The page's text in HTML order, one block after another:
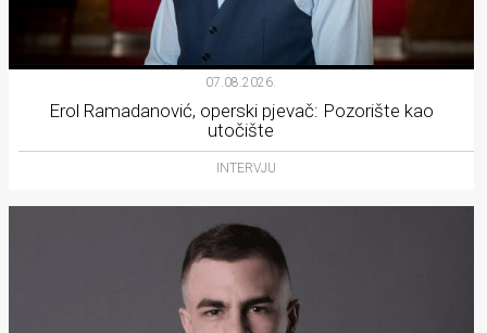
07.08.2026.
Erol Ramadanović, operski pjevač: Pozorište kao
utočište
INTERVJU